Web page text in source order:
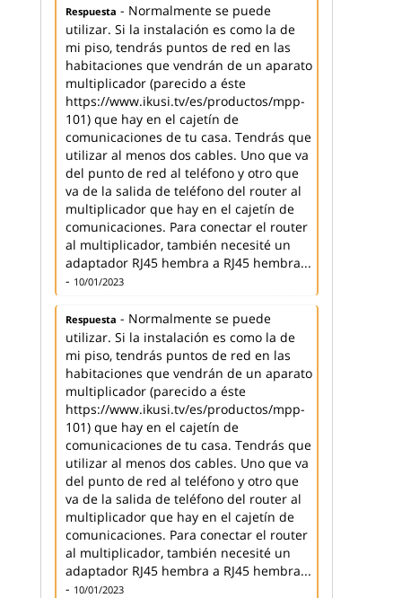
Respuesta - Normalmente se puede
utilizar. Si la instalación es como la de
mi piso, tendrás puntos de red en las
habitaciones que vendrán de un aparato
multiplicador (parecido a éste
https://www.ikusi.tv/es/productos/mpp-
101) que hay en el cajetín de
comunicaciones de tu casa. Tendrás que
utilizar al menos dos cables. Uno que va
del punto de red al teléfono y otro que
va de la salida de teléfono del router al
multiplicador que hay en el cajetín de
comunicaciones. Para conectar el router
al multiplicador, también necesité un
adaptador RJ45 hembra a RJ45 hembra...
- 10/01/2023
Respuesta - Normalmente se puede
utilizar. Si la instalación es como la de
mi piso, tendrás puntos de red en las
habitaciones que vendrán de un aparato
multiplicador (parecido a éste
https://www.ikusi.tv/es/productos/mpp-
101) que hay en el cajetín de
comunicaciones de tu casa. Tendrás que
utilizar al menos dos cables. Uno que va
del punto de red al teléfono y otro que
va de la salida de teléfono del router al
multiplicador que hay en el cajetín de
comunicaciones. Para conectar el router
al multiplicador, también necesité un
adaptador RJ45 hembra a RJ45 hembra...
- 10/01/2023